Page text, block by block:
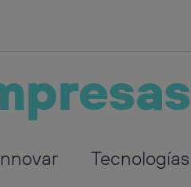
Tecnologías